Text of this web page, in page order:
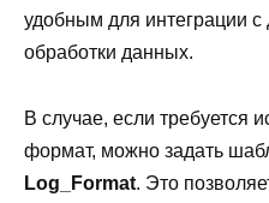
удобным для интеграции с
обработки данных.
В случае, если требуется
формат, можно задать
Log_Format. Это